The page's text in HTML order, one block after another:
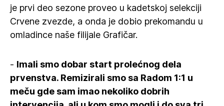
je prvi deo sezone proveo u kadetskoj selekciji
Crvene zvezde, a onda je dobio prekomandu u
omladince naše filijale Grafičar.
- Imali smo dobar start prolećnog dela
prvenstva. Remizirali smo sa Radom 1:1 u
meču gde sam imao nekoliko dobrih